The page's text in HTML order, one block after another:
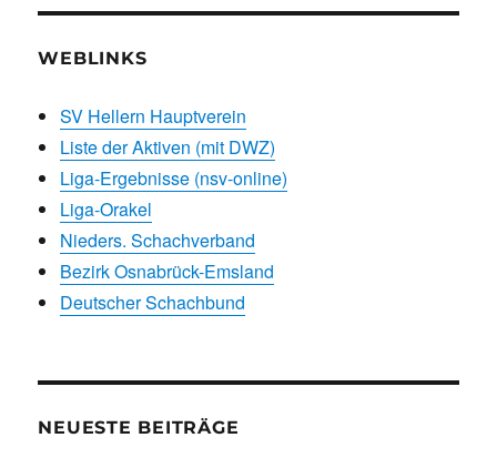
WEBLINKS
SV Hellern Hauptverein
Liste der Aktiven (mit DWZ)
Liga-Ergebnisse (nsv-online)
Liga-Orakel
Nieders. Schachverband
Bezirk Osnabrück-Emsland
Deutscher Schachbund
NEUESTE BEITRÄGE